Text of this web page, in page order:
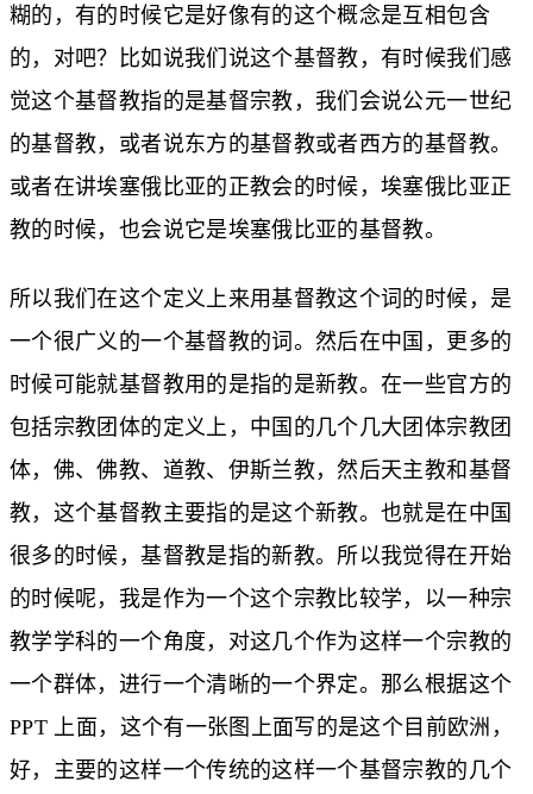
糊的，有的时候它是好像有的这个概念是互相包含
的，对吧？比如说我们说这个基督教，有时候我们感
觉这个基督教指的是基督宗教，我们会说公元一世纪
的基督教，或者说东方的基督教或者西方的基督教。
或者在讲埃塞俄比亚的正教会的时候，埃塞俄比亚正
教的时候，也会说它是埃塞俄比亚的基督教。
所以我们在这个定义上来用基督教这个词的时候，是
一个很广义的一个基督教的词。然后在中国，更多的
时候可能就基督教用的是指的是新教。在一些官方的
包括宗教团体的定义上，中国的几个几大团体宗教团
体，佛、佛教、道教、伊斯兰教，然后天主教和基督
教，这个基督教主要指的是这个新教。也就是在中国
很多的时候，基督教是指的新教。所以我觉得在开始
的时候呢，我是作为一个这个宗教比较学，以一种宗
教学学科的一个角度，对这几个作为这样一个宗教的
一个群体，进行一个清晰的一个界定。那么根据这个
PPT 上面，这个有一张图上面写的是这个目前欧洲，
好，主要的这样一个传统的这样一个基督宗教的几个